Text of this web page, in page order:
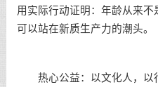
用实际行动证明：年龄从来
可以站在新质生产力的潮头。
热心公益：以文化人，以